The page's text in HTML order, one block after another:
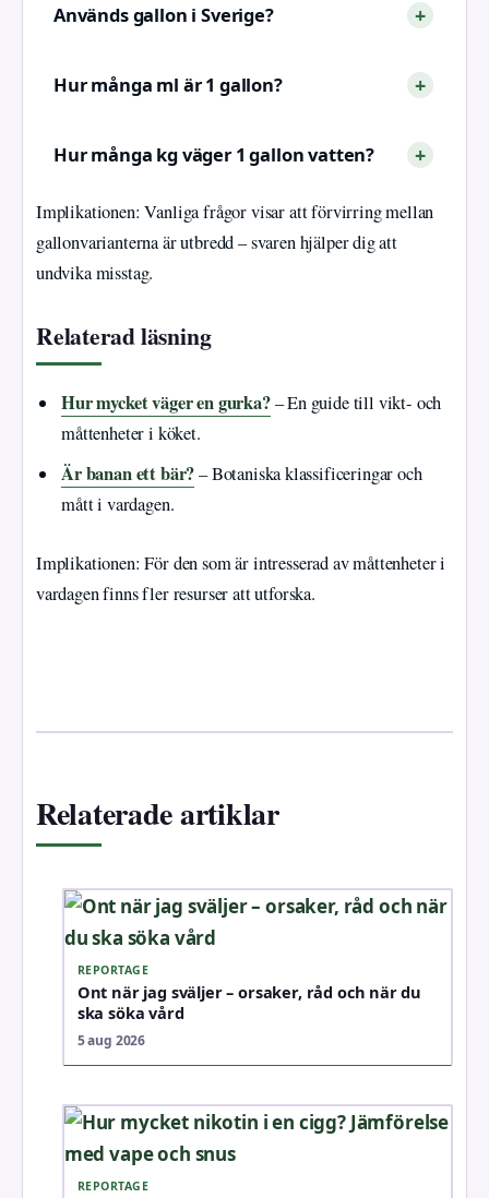
Används gallon i Sverige?
Hur många ml är 1 gallon?
Hur många kg väger 1 gallon vatten?
Implikationen: Vanliga frågor visar att förvirring mellan
gallonvarianterna är utbredd – svaren hjälper dig att
undvika misstag.
Relaterad läsning
Hur mycket väger en gurka?– En guide till vikt- och
måttenheter i köket.
Är banan ett bär?– Botaniska klassificeringar och
mått i vardagen.
Implikationen: För den som är intresserad av måttenheter i
vardagen finns fler resurser att utforska.
Relaterade artiklar
REPORTAGE
Ont när jag sväljer – orsaker, råd och när du
ska söka vård
5 aug 2026
REPORTAGE